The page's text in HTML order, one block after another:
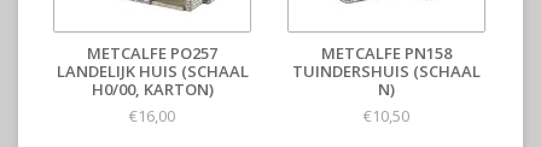
METCALFE PO257
LANDELIJK HUIS (SCHAAL
H0/00, KARTON)
€16,00
METCALFE PN158
TUINDERSHUIS (SCHAAL
N)
€10,50